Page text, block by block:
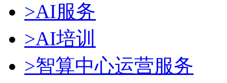
>AI服务
>AI培训
>智算中心运营服务